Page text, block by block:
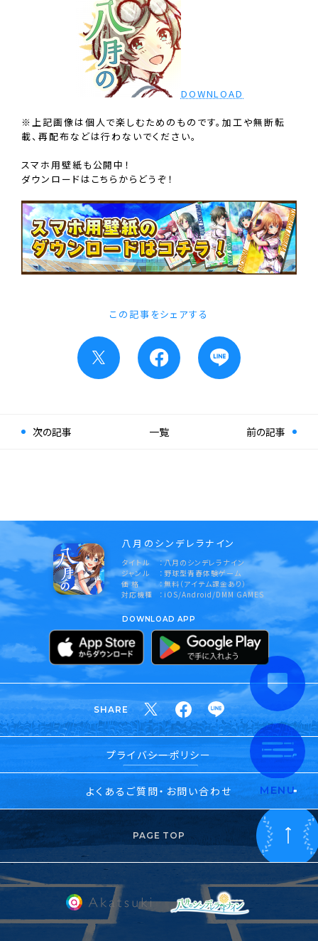
DOWNLOAD
※上記画像は個人で楽しむためのものです。加工や無断転
載、再配布などは行わないでください。
スマホ用壁紙も公開中！
ダウンロードはこちらからどうぞ！
この記事をシェアする
次の記事 前の記事
一覧
八月のシンデレラナイン
タイトル
八月のシンデレラナイン
ジャンル
野球型青春体験ゲーム
価 格
無料（アイテム課金あり）
対応機種
iOS/Android/DMM GAMES
DOWNLOAD APP
SHARE
プライバシーポリシー
よくあるご質問・お問い合わせ MENU
PAGE TOP